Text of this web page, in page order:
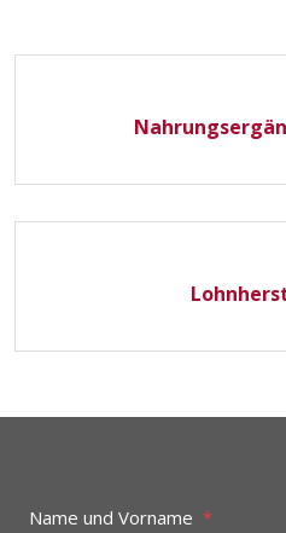
Name und Vorname *